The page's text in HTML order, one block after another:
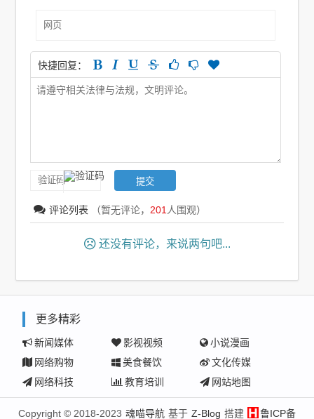
快捷回复：
评论列表 （暂无评论， 201 人围观）
还没有评论，来说两句吧...
更多精彩
新闻媒体 影视视频
小说漫画
网络购物
美食餐饮
文化传媒
网络科技
教育培训 网站地图
Copyright © 2018-2023 魂喵导航 基于 Z-Blog 搭建 鲁ICP备